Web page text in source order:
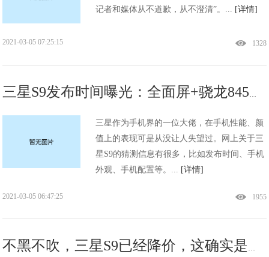
记者和媒体从不道歉，从不澄清”。... [详情]
1328
2021-03-05 07:25:15
三星作为手机界的一位大佬，在手机性能、颜
值上的表现可是从没让人失望过。网上关于三
星S9的猜测信息有很多，比如发布时间、手机
外观、手机配置等。... [详情]
1955
2021-03-05 06:47:25